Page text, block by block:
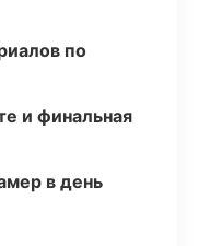
по
и финальная
в день